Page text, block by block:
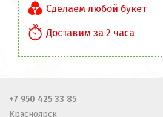
Сделаем любой букет
Доставим за 2 часа
+7 950 425 33 85
Красноярск